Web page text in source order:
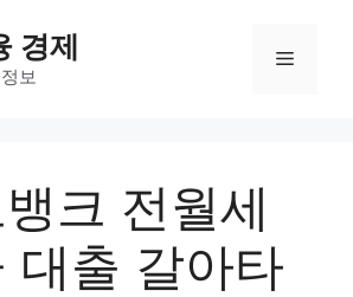
경제
보
메
크 전월세
대출 갈아타